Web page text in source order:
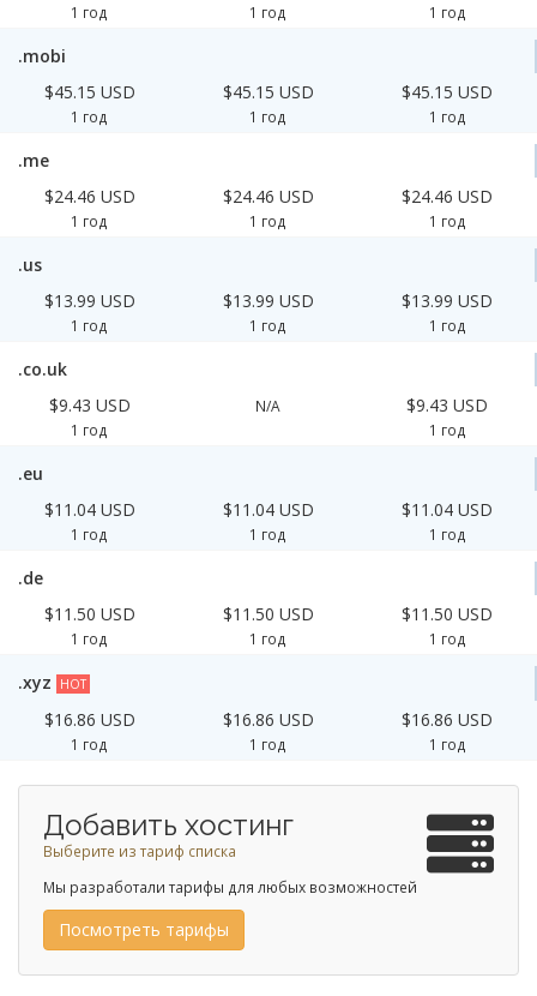
1 год 1 год 1 год
.mobi
$45.15 USD
1 год
$45.15 USD
1 год
$45.15 USD
1 год
.me
$24.46 USD
1 год
$24.46 USD
1 год
$24.46 USD
1 год
.us
$13.99 USD
1 год
$13.99 USD
1 год
$13.99 USD
1 год
.co.uk
$9.43 USD
1 год
N/A $9.43 USD
1 год
.eu
$11.04 USD
1 год
$11.04 USD
1 год
$11.04 USD
1 год
.de
$11.50 USD
1 год
$11.50 USD
1 год
$11.50 USD
1 год
.xyz HOT
$16.86 USD
1 год
$16.86 USD
1 год
$16.86 USD
1 год
Добавить хостинг
Выберите из тариф списка
Мы разработали тарифы для любых возможностей
Посмотреть тарифы